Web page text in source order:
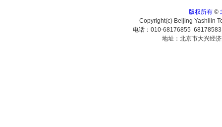
版权所有©
Copyright(c) Beijing Yashilin
电话：010-68176855
地址：北京市大兴经